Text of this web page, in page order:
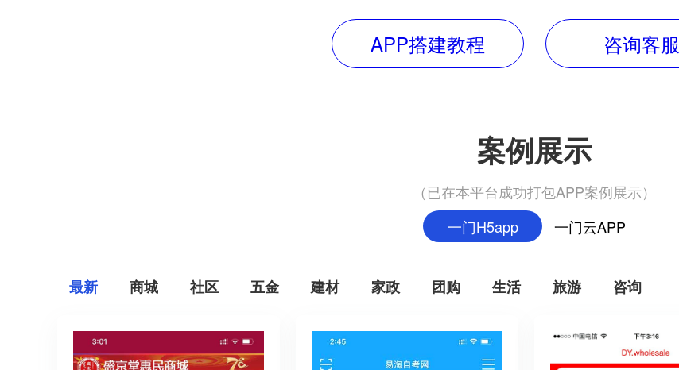
APP搭建教程 咨询客服
案例展示
（已在本平台成功打包APP案例展示）
一门H5app
一门云APP
最新 商城 社区 五金 建材 家政 团购 生活 旅游 咨询